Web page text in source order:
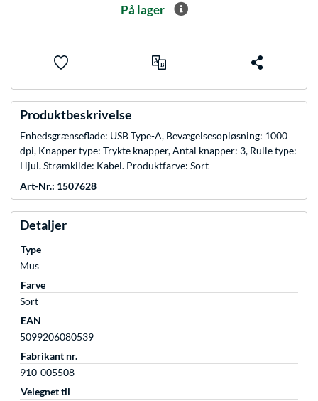
På lager
Produktbeskrivelse
Enhedsgrænseflade: USB Type-A, Bevægelsesopløsning: 1000
dpi, Knapper type: Trykte knapper, Antal knapper: 3, Rulle type:
Hjul. Strømkilde: Kabel. Produktfarve: Sort
Art-Nr.: 1507628
Detaljer
Type
Mus
Farve
Sort
EAN
5099206080539
Fabrikant nr.
910-005508
Velegnet til